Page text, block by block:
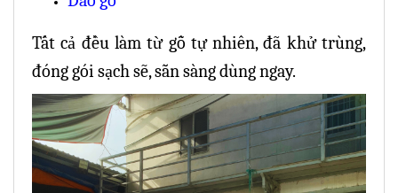
Tất cả đều làm từ gỗ tự nhiên, đã khử trùng,
đóng gói sạch sẽ, sẵn sàng dùng ngay.